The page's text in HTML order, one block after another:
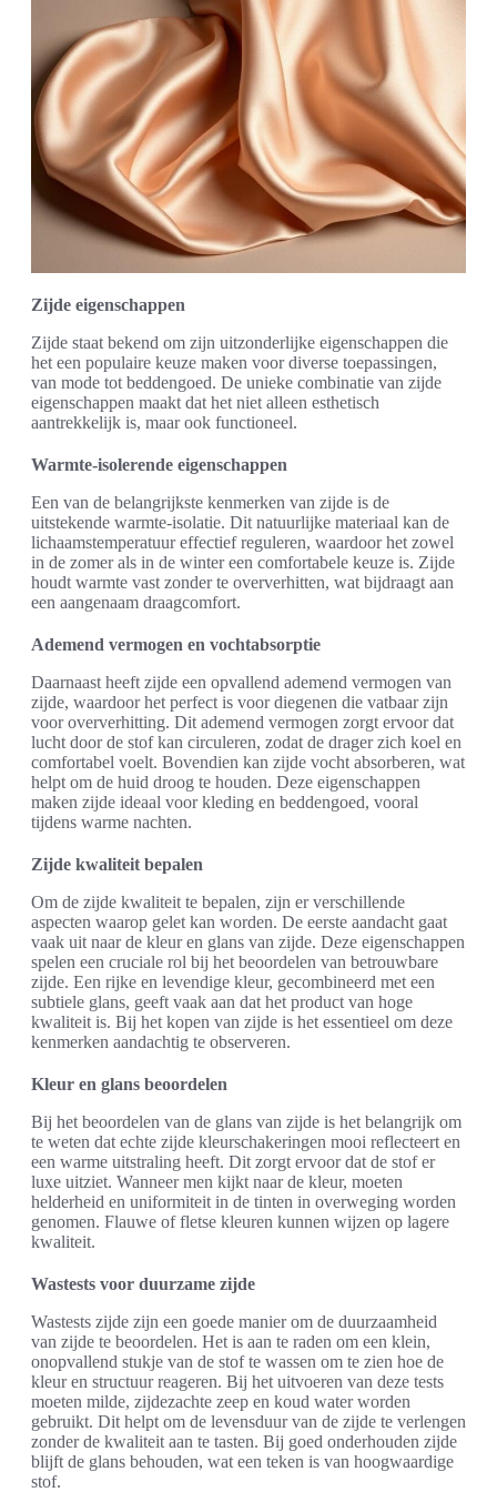
Zijde eigenschappen
Zijde staat bekend om zijn uitzonderlijke eigenschappen die
het een populaire keuze maken voor diverse toepassingen,
van mode tot beddengoed. De unieke combinatie van zijde
eigenschappen maakt dat het niet alleen esthetisch
aantrekkelijk is, maar ook functioneel.
Warmte-isolerende eigenschappen
Een van de belangrijkste kenmerken van zijde is de
uitstekende warmte-isolatie. Dit natuurlijke materiaal kan de
lichaamstemperatuur effectief reguleren, waardoor het zowel
in de zomer als in de winter een comfortabele keuze is. Zijde
houdt warmte vast zonder te oververhitten, wat bijdraagt aan
een aangenaam draagcomfort.
Ademend vermogen en vochtabsorptie
Daarnaast heeft zijde een opvallend ademend vermogen van
zijde, waardoor het perfect is voor diegenen die vatbaar zijn
voor oververhitting. Dit ademend vermogen zorgt ervoor dat
lucht door de stof kan circuleren, zodat de drager zich koel en
comfortabel voelt. Bovendien kan zijde vocht absorberen, wat
helpt om de huid droog te houden. Deze eigenschappen
maken zijde ideaal voor kleding en beddengoed, vooral
tijdens warme nachten.
Zijde kwaliteit bepalen
Om de zijde kwaliteit te bepalen, zijn er verschillende
aspecten waarop gelet kan worden. De eerste aandacht gaat
vaak uit naar de kleur en glans van zijde. Deze eigenschappen
spelen een cruciale rol bij het beoordelen van betrouwbare
zijde. Een rijke en levendige kleur, gecombineerd met een
subtiele glans, geeft vaak aan dat het product van hoge
kwaliteit is. Bij het kopen van zijde is het essentieel om deze
kenmerken aandachtig te observeren.
Kleur en glans beoordelen
Bij het beoordelen van de glans van zijde is het belangrijk om
te weten dat echte zijde kleurschakeringen mooi reflecteert en
een warme uitstraling heeft. Dit zorgt ervoor dat de stof er
luxe uitziet. Wanneer men kijkt naar de kleur, moeten
helderheid en uniformiteit in de tinten in overweging worden
genomen. Flauwe of fletse kleuren kunnen wijzen op lagere
kwaliteit.
Wastests voor duurzame zijde
Wastests zijde zijn een goede manier om de duurzaamheid
van zijde te beoordelen. Het is aan te raden om een klein,
onopvallend stukje van de stof te wassen om te zien hoe de
kleur en structuur reageren. Bij het uitvoeren van deze tests
moeten milde, zijdezachte zeep en koud water worden
gebruikt. Dit helpt om de levensduur van de zijde te verlengen
zonder de kwaliteit aan te tasten. Bij goed onderhouden zijde
blijft de glans behouden, wat een teken is van hoogwaardige
stof.